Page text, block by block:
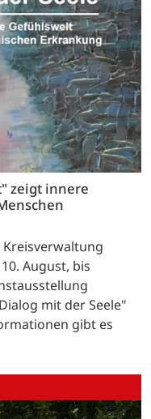
zeigt innere
August, bis
mit der Seele"
gibt es